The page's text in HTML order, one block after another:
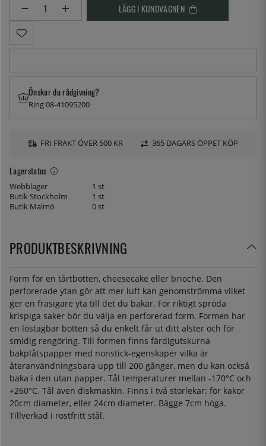
LÄGG I KUNDVAGNEN
Lagerstatus
Webblager
1 st
Butik Stockholm
1 st
Butik Malmö
0 st
Önskar du rådgivning?
Ring 08-41095200
FRI FRAKT ÖVER 500 KR 365 DAGARS ÖPPET KÖP
PRODUKTBESKRIVNING
Form för en tårtbotten, cheesecake eller brioche. Den
perforerade ytan gör att mer luft kan genomströmma vilket
ger en frasigare yta till det du bakar. För riktigt spröda
krispiga saker bör du välja en perforerad form. Formen har
en löstagbar botten så du enkelt får ut ditt alster och för
smidig rengöring. Till formen finns färdigutskurna
bakplåtspapper med nonstick-egenskaper vilka är
återanvändningsbara upp till 200 gånger, men du kan också
baka i den utan papper. Tål temperaturer mellan -170°C och
+260°C. Tål även diskmaskin. Finns i två storlekar: för kakor
20cm diameter, eller 24cm diameter. Bägge 7cm höga.
Tillverkad i rostfritt stål.